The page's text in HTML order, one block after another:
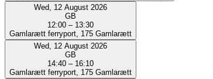
Wed, 12 August 2026
GB
12:00 – 13:30
Gamlarætt ferryport, 175 Gamlarætt
Wed, 12 August 2026
GB
14:40 – 16:10
Gamlarætt ferryport, 175 Gamlarætt